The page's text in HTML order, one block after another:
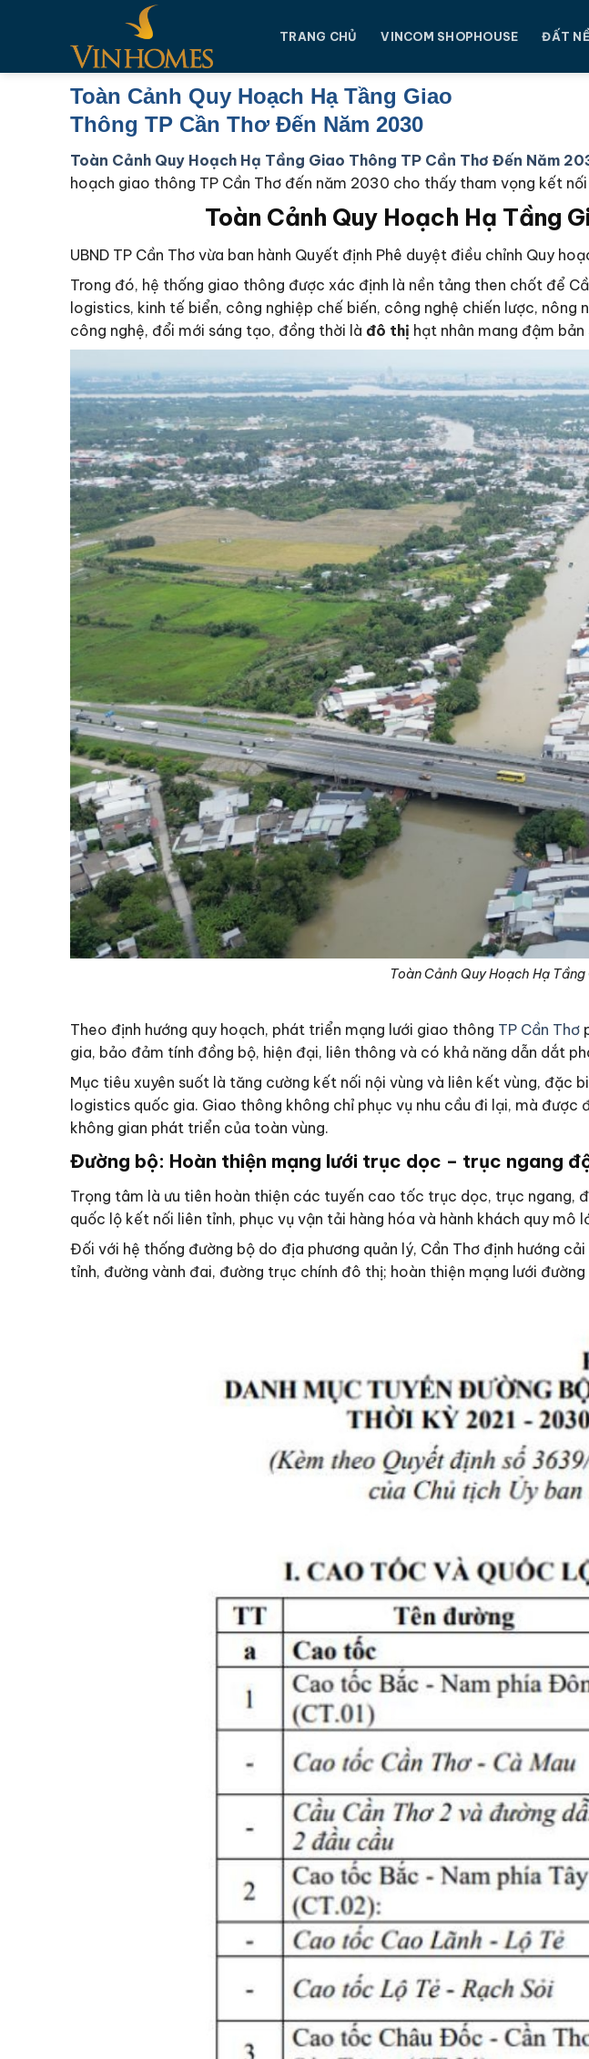
dung
TRANG CHỦ VINCOM SHOPHOUSE ĐẤT
Toàn Cảnh Quy Hoạch Hạ Tầng Giao
Thông TP Cần Thơ Đến Năm 2030
Toàn Cảnh Quy Hoạch Hạ Tầng Giao Thông TP Cần Thơ Đến Năm
hoạch giao thông TP Cần Thơ đến năm 2030 cho thấy tham vọng kết
Toàn Cảnh Quy Hoạch Hạ Tầng
UBND TP Cần Thơ vừa ban hành Quyết định Phê duyệt điều chỉnh Quy
Trong đó, hệ thống giao thông được xác định là nền tảng then chốt để
logistics, kinh tế biển, công nghiệp chế biến, công nghệ chiến lược,
công nghệ, đổi mới sáng tạo, đồng thời là đô thị hạt nhân mang đậm
Toàn Cảnh Quy Hoạch Hạ
Theo định hướng quy hoạch, phát triển mạng lưới giao thông TP Cần Thơ
gia, bảo đảm tính đồng bộ, hiện đại, liên thông và có khả năng dẫn dắt
Mục tiêu xuyên suốt là tăng cường kết nối nội vùng và liên kết vùng, đặc
logistics quốc gia. Giao thông không chỉ phục vụ nhu cầu đi lại, mà
không gian phát triển của toàn vùng.
Đường bộ: Hoàn thiện mạng lưới trục dọc – trục ngang
Trọng tâm là ưu tiên hoàn thiện các tuyến cao tốc trục dọc, trục ngang,
quốc lộ kết nối liên tỉnh, phục vụ vận tải hàng hóa và hành khách quy mô
Đối với hệ thống đường bộ do địa phương quản lý, Cần Thơ định hướng
tỉnh, đường vành đai, đường trục chính đô thị; hoàn thiện mạng lưới